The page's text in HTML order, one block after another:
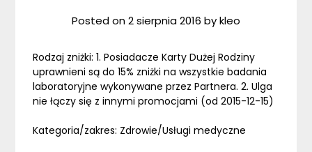
Posted on2 sierpnia 2016 bykleo
Rodzaj zniżki: 1. Posiadacze Karty Dużej Rodziny
uprawnieni są do 15% zniżki na wszystkie badania
laboratoryjne wykonywane przez Partnera. 2. Ulga
nie łączy się z innymi promocjami (od 2015-12-15)
Kategoria/zakres: Zdrowie/Usługi medyczne